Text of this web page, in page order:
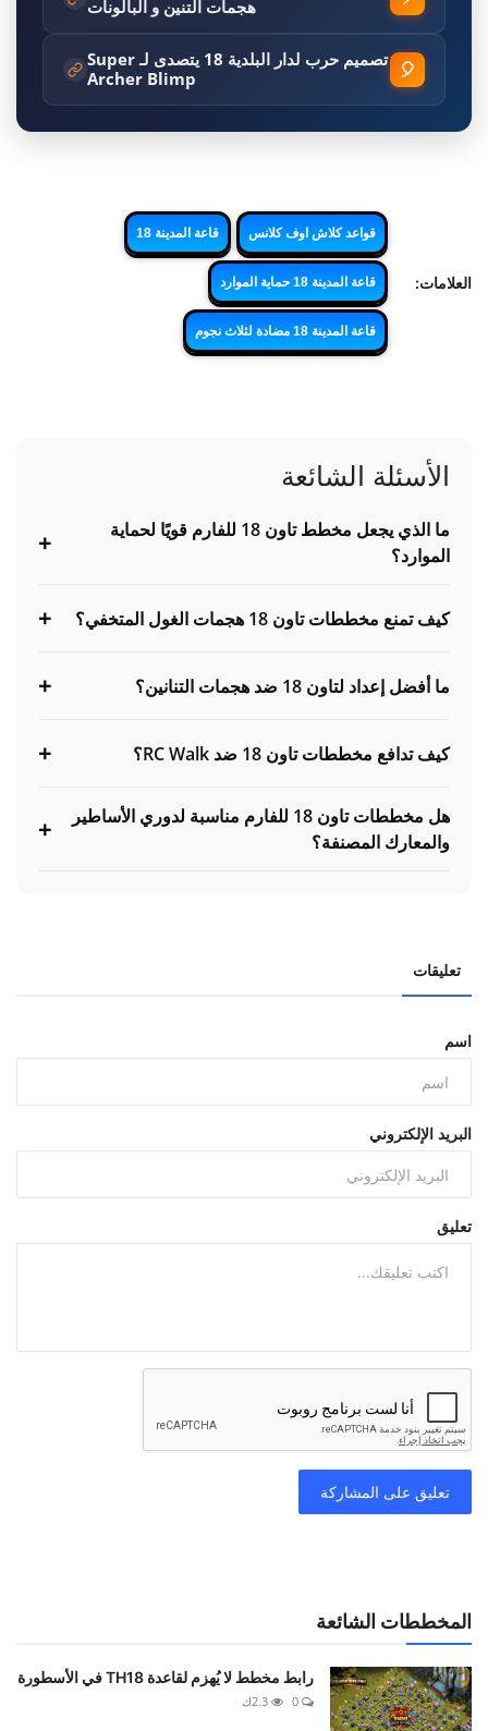
هجمات التنين و البالونات
🎈
تصميم حرب لدار البلدية 18 يتصدى لـ Super
Archer Blimp
العلامات:
قواعد كلاش اوف كلانس قاعة المدينة 18
قاعة المدينة 18 حماية الموارد
قاعة المدينة 18 مضادة لثلاث نجوم
الأسئلة الشائعة
ما الذي يجعل مخطط تاون 18 للفارم قويًا لحماية
الموارد؟
+
كيف تمنع مخططات تاون 18 هجمات الغول المتخفي؟ +
ما أفضل إعداد لتاون 18 ضد هجمات التنانين؟ +
كيف تدافع مخططات تاون 18 ضد RC Walk؟ +
هل مخططات تاون 18 للفارم مناسبة لدوري الأساطير
والمعارك المصنفة؟
+
تعليقات
اسم
البريد الإلكتروني
تعليق
تعليق على المشاركة
المخططات الشائعة
رابط مخطط لا يُهزم لقاعدة TH18 في الأسطورة